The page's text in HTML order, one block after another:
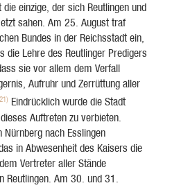
einzige, der sich Reutlingen und
sahen. Am 25. August traf
Bundes in der Reichsstadt ein,
die Lehre des Reutlinger Predigers
sie vor allem dem Verfall
Aufruhr und Zerrüttung aller
Eindrücklich wurde die Stadt
Auftreten zu verbieten.
nach Esslingen
in Abwesenheit des Kaisers die
Vertreter aller Stände
Reutlingen. Am 30. und 31.